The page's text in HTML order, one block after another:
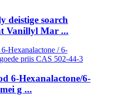
deistige soarch
Vanillyl Mar ...
6-Hexanalactone/6-
g ...